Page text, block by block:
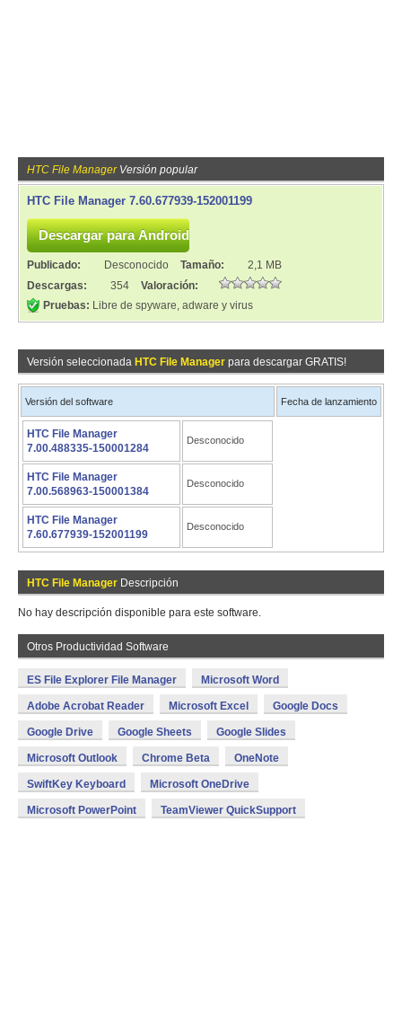
HTC File ManagerVersión popular
HTC File Manager 7.60.677939-152001199
Publicado: Desconocido Tamaño:
2,1 MB
Descargas:
354
Valoración:
Pruebas: Libre de spyware, adware y virus
Versión seleccionada HTC File Manager para descargar GRATIS!
Versión del software Fecha de lanzamiento
HTC File Manager
7.00.488335-150001284
Desconocido
HTC File Manager
7.00.568963-150001384
Desconocido
HTC File Manager
7.60.677939-152001199
Desconocido
HTC File Manager Descripción
No hay descripción disponible para este software.
Otros Productividad Software
ES File Explorer File Manager Microsoft Word
Adobe Acrobat Reader Microsoft Excel Google Docs
Google Drive Google Sheets Google Slides
Microsoft Outlook Chrome Beta OneNote
SwiftKey Keyboard Microsoft OneDrive
Microsoft PowerPoint TeamViewer QuickSupport